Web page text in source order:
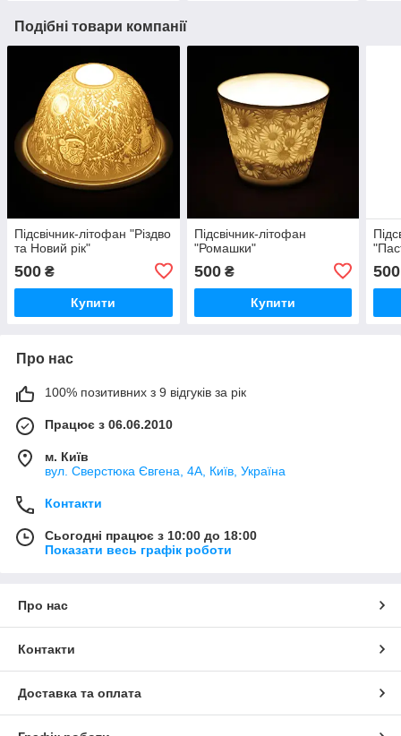
Подібні товари компанії
Підсвічник-літофан "Різдво
та Новий рік"
500 ₴
Купити
Підсвічник-літофан
"Ромашки"
500₴
Купити
500
Про нас
100% позитивних з 9 відгуків за рік
Працює з 06.06.2010
м. Київ
вул. Сверстюка Євгена, 4А, Київ, Україна
Контакти
Сьогодні працює з 10:00 до 18:00
Показати весь графік роботи
Про нас
Контакти
Доставка та оплата